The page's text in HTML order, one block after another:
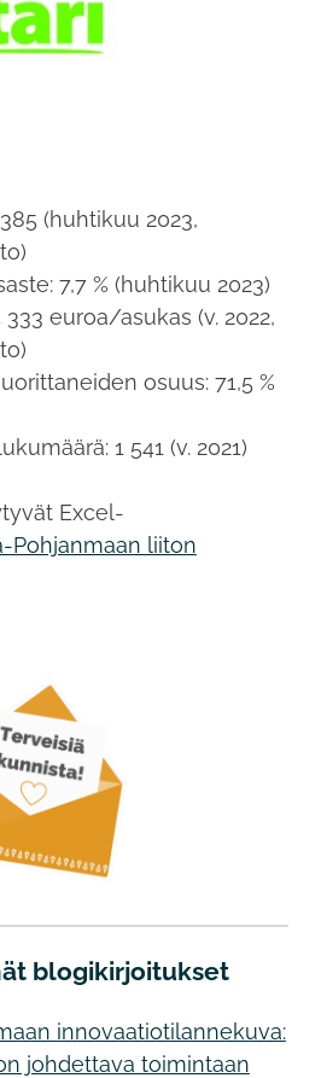
(huhtikuu 2023,
7,7 % (huhtikuu 2023)
euroa/asukas (v. 2022,
osuus: 71,5 %
1 541 (v. 2021)
Excel-
Pohjanmaan liiton
blogikirjoitukset
innovaatiotilannekuva:
johdettava toimintaan